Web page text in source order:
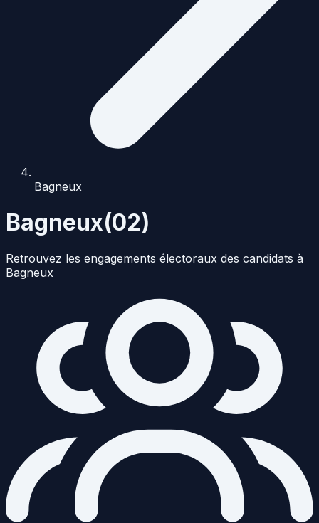
Bagneux
Bagneux(02)
Retrouvez les engagements électoraux des candidats à
Bagneux